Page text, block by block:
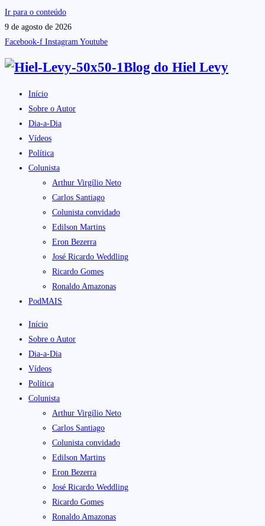
Ir para o conteúdo
9 de agosto de 2026
Facebook-f Instagram Youtube
Blog do Hiel Levy
Início
Sobre o Autor
Dia-a-Dia
Vídeos
Política
Colunista
Arthur Virgílio Neto
Carlos Santiago
Colunista convidado
Edilson Martins
Eron Bezerra
José Ricardo Weddling
Ricardo Gomes
Ronaldo Amazonas
PodMAIS
Início
Sobre o Autor
Dia-a-Dia
Vídeos
Política
Colunista
Arthur Virgílio Neto
Carlos Santiago
Colunista convidado
Edilson Martins
Eron Bezerra
José Ricardo Weddling
Ricardo Gomes
Ronaldo Amazonas